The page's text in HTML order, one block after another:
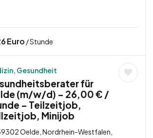
Euro / Stunde
Gesundheit
für
(m/w/d) – 26,00 € /
– Teilzeitjob,
Minijob
Oelde, Nordrhein-Westfalen,